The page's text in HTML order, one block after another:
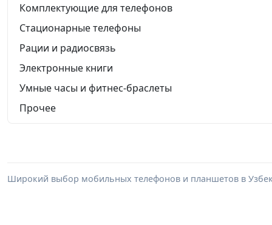
Комплектующие для телефонов
Стационарные телефоны
Рации и радиосвязь
Электронные книги
Умные часы и фитнес-браслеты
Прочее
Широкий выбор мобильных телефонов и планшетов в